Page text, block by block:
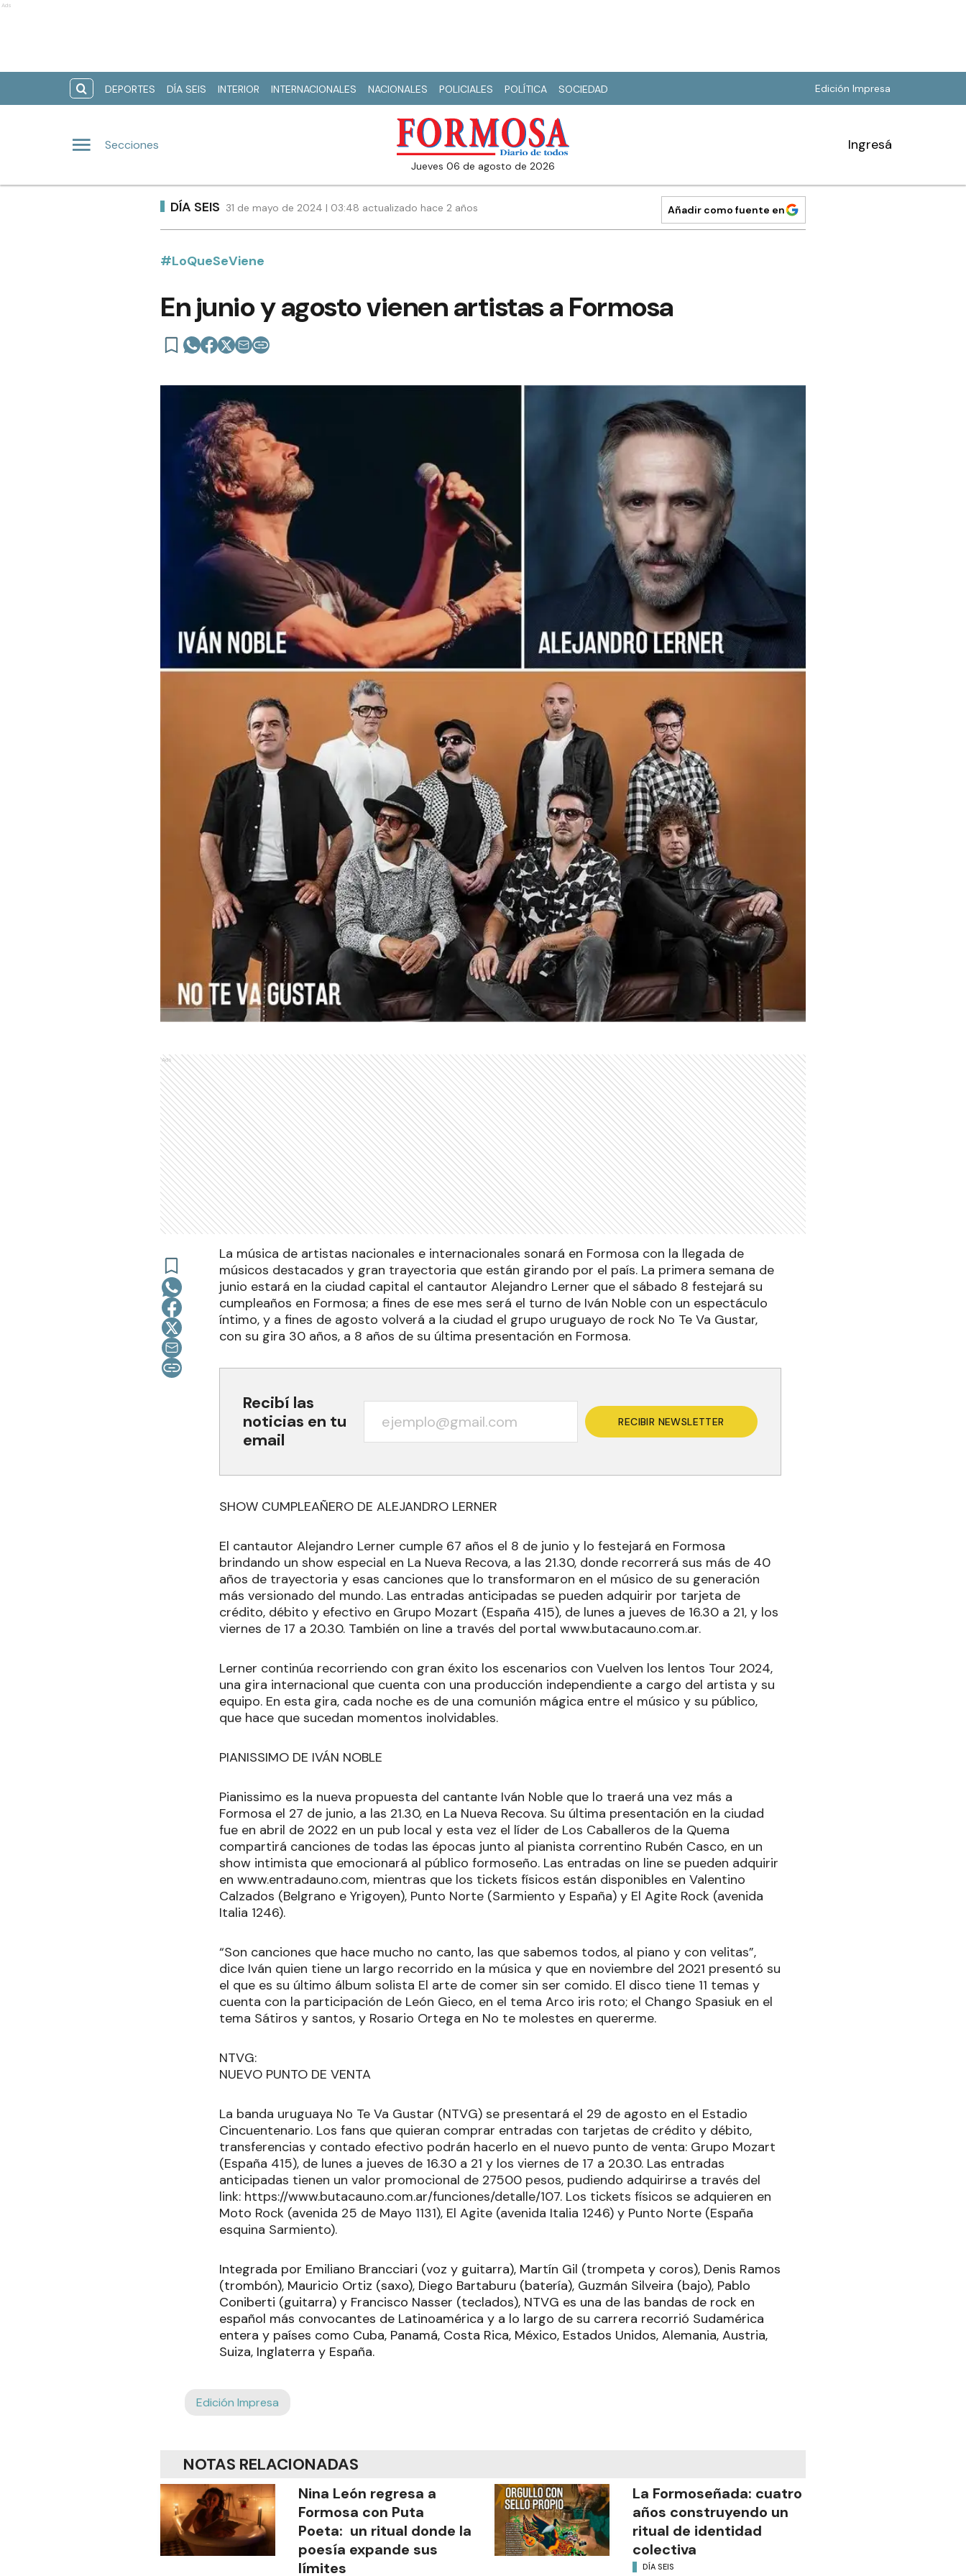
Ads
DEPORTES DÍA SEIS INTERIOR INTERNACIONALES NACIONALES POLICIALES POLÍTICA SOCIEDAD Edición Impresa
Secciones
jueves 06 de agosto de 2026
Ingresá
DÍA SEIS 31 de mayo de 2024 | 03:48 actualizado hace 2 años Añadir como fuente en
#LoQueSeViene
En junio y agosto vienen artistas a Formosa
Ads
La música de artistas nacionales e internacionales sonará en Formosa con la llegada de
músicos destacados y gran trayectoria que están girando por el país. La primera semana de
junio estará en la ciudad capital el cantautor Alejandro Lerner que el sábado 8 festejará su
cumpleaños en Formosa; a fines de ese mes será el turno de Iván Noble con un espectáculo
íntimo, y a fines de agosto volverá a la ciudad el grupo uruguayo de rock No Te Va Gustar,
con su gira 30 años, a 8 años de su última presentación en Formosa.
Recibí las
noticias en tu
email
RECIBIR NEWSLETTER
SHOW CUMPLEAÑERO DE ALEJANDRO LERNER
El cantautor Alejandro Lerner cumple 67 años el 8 de junio y lo festejará en Formosa
brindando un show especial en La Nueva Recova, a las 21.30, donde recorrerá sus más de 40
años de trayectoria y esas canciones que lo transformaron en el músico de su generación
más versionado del mundo. Las entradas anticipadas se pueden adquirir por tarjeta de
crédito, débito y efectivo en Grupo Mozart (España 415), de lunes a jueves de 16.30 a 21, y los
viernes de 17 a 20.30. También on line a través del portal www.butacauno.com.ar.
Lerner continúa recorriendo con gran éxito los escenarios con Vuelven los lentos Tour 2024,
una gira internacional que cuenta con una producción independiente a cargo del artista y su
equipo. En esta gira, cada noche es de una comunión mágica entre el músico y su público,
que hace que sucedan momentos inolvidables.
PIANISSIMO DE IVÁN NOBLE
Pianissimo es la nueva propuesta del cantante Iván Noble que lo traerá una vez más a
Formosa el 27 de junio, a las 21.30, en La Nueva Recova. Su última presentación en la ciudad
fue en abril de 2022 en un pub local y esta vez el líder de Los Caballeros de la Quema
compartirá canciones de todas las épocas junto al pianista correntino Rubén Casco, en un
show intimista que emocionará al público formoseño. Las entradas on line se pueden adquirir
en www.entradauno.com, mientras que los tickets físicos están disponibles en Valentino
Calzados (Belgrano e Yrigoyen), Punto Norte (Sarmiento y España) y El Agite Rock (avenida
Italia 1246).
“Son canciones que hace mucho no canto, las que sabemos todos, al piano y con velitas”,
dice Iván quien tiene un largo recorrido en la música y que en noviembre del 2021 presentó su
el que es su último álbum solista El arte de comer sin ser comido. El disco tiene 11 temas y
cuenta con la participación de León Gieco, en el tema Arco iris roto; el Chango Spasiuk en el
tema Sátiros y santos, y Rosario Ortega en No te molestes en quererme.
NTVG:
NUEVO PUNTO DE VENTA
La banda uruguaya No Te Va Gustar (NTVG) se presentará el 29 de agosto en el Estadio
Cincuentenario. Los fans que quieran comprar entradas con tarjetas de crédito y débito,
transferencias y contado efectivo podrán hacerlo en el nuevo punto de venta: Grupo Mozart
(España 415), de lunes a jueves de 16.30 a 21 y los viernes de 17 a 20.30. Las entradas
anticipadas tienen un valor promocional de 27500 pesos, pudiendo adquirirse a través del
link: https://www.butacauno.com.ar/funciones/detalle/107. Los tickets físicos se adquieren en
Moto Rock (avenida 25 de Mayo 1131), El Agite (avenida Italia 1246) y Punto Norte (España
esquina Sarmiento).
Integrada por Emiliano Brancciari (voz y guitarra), Martín Gil (trompeta y coros), Denis Ramos
(trombón), Mauricio Ortiz (saxo), Diego Bartaburu (batería), Guzmán Silveira (bajo), Pablo
Coniberti (guitarra) y Francisco Nasser (teclados), NTVG es una de las bandas de rock en
español más convocantes de Latinoamérica y a lo largo de su carrera recorrió Sudamérica
entera y países como Cuba, Panamá, Costa Rica, México, Estados Unidos, Alemania, Austria,
Suiza, Inglaterra y España.
Edición Impresa
NOTAS RELACIONADAS
Nina León regresa a
Formosa con Puta
Poeta: un ritual donde la
poesía expande sus
límites
La Formoseñada: cuatro
años construyendo un
ritual de identidad
colectiva
DÍA SEIS